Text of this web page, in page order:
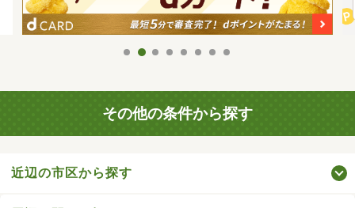
その他の条件から探す
近辺の市区から探す